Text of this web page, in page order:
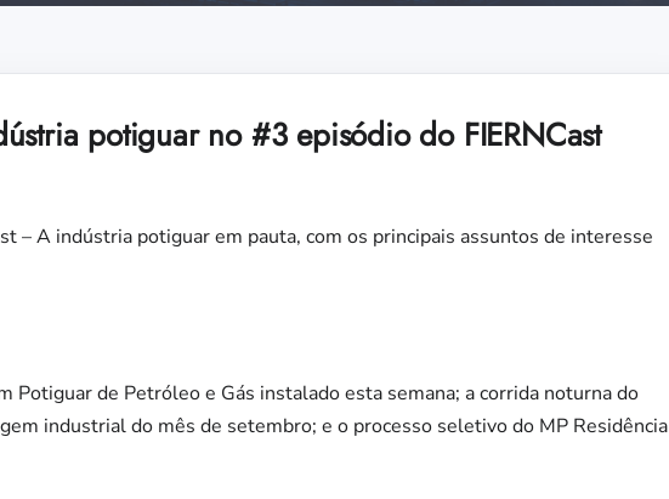
potiguar no #3 episódio do FIERNCast
– A indústria potiguar em pauta, com os principais assuntos de interesse
Potiguar de Petróleo e Gás instalado esta semana; a corrida noturna do
industrial do mês de setembro; e o processo seletivo do MP Residência